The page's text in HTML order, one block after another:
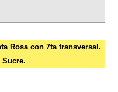
Rosa con 7ta transversal.
Sucre.